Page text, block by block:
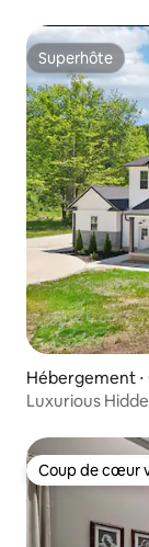
Superhôte
Superhôte
Hébergement ⋅
Luxurious
Coup de cœur
Coup de cœur